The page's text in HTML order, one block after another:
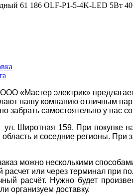
61 186 OLF-P1-5-4K-LED 5Вт
«Мастер электрик»
нашу компанию отличным
забрать самостоятельно у нас
ул. Широтная 159. При покупке
область и соседние регионы.
можно несколькими
расчет или через терминал при
расчёт. Нужно будет
организуем доставку.